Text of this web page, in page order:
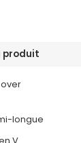
produit
longue
V